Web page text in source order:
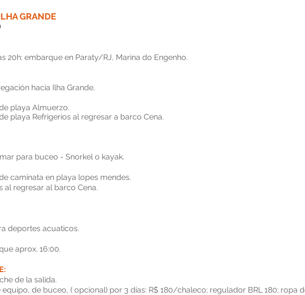
GRANDE
20h: embarque en Paraty/RJ, Marina do Engenho.
hacia Ilha Grande.
playa Almuerzo.
playa Refrigerios al regresar a barco Cena.
para buceo - Snorkel o kayak.
caminata en playa lopes mendes.
al regresar al barco Cena.
deportes acuaticos.
aprox. 16:00.
de la salida.
de buceo, ( opcional) por 3 días: R$ 180/chaleco; regulador BRL 180; ropa